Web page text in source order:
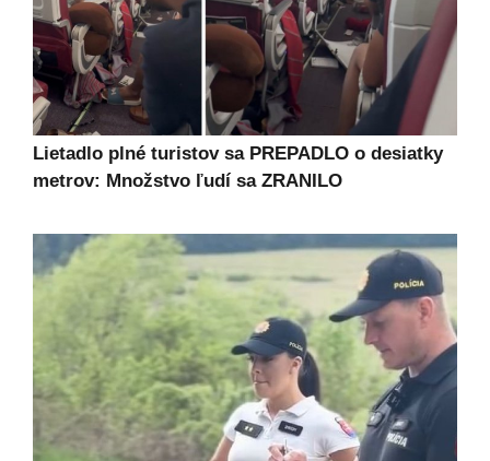
Lietadlo plné turistov sa PREPADLO o desiatky
metrov: Množstvo ľudí sa ZRANILO